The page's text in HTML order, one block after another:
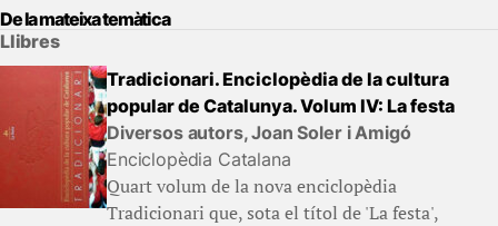
De la mateixa temàtica
Llibres
Tradicionari. Enciclopèdia de la cultura
popular de Catalunya. Volum IV: La festa
Diversos autors, Joan Soler i Amigó
Enciclopèdia Catalana
Quart volum de la nova enciclopèdia
Tradicionari que, sota el títol de 'La festa',